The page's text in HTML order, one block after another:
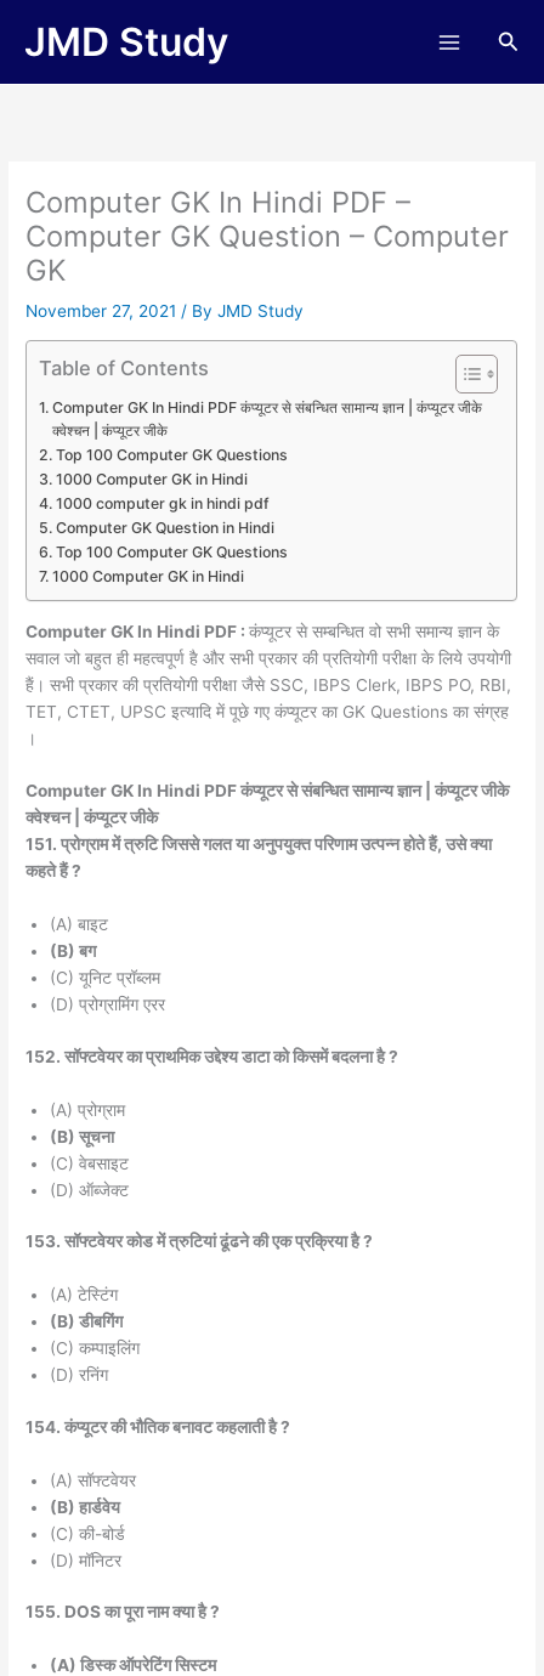
JMD Study
Computer GK In Hindi PDF –
Computer GK Question – Computer
GK
November 27, 2021/ ByJMD Study
Table of Contents
Computer GK In Hindi PDF कंप्यूटर से संबन्धित सामान्य ज्ञान | कंप्यूटर जीके
क्वेश्चन | कंप्यूटर जीके
Top 100 Computer GK Questions
1000 Computer GK in Hindi
1000 computer gk in hindi pdf
Computer GK Question in Hindi
Top 100 Computer GK Questions
1000 Computer GK in Hindi
Computer GK In Hindi PDF :कंप्यूटर से सम्बन्धित वो सभी समान्य ज्ञान के
सवाल जो बहुत ही महत्वपूर्ण है और सभी प्रकार की प्रतियोगी परीक्षा के लिये उपयोगी
हैं। सभी प्रकार की प्रतियोगी परीक्षा जैसे SSC, IBPS Clerk, IBPS PO, RBI,
TET, CTET, UPSC इत्यादि में पूछे गए कंप्यूटर का GK Questions का संग्रह
।
Computer GK In Hindi PDF कंप्यूटर से संबन्धित सामान्य ज्ञान | कंप्यूटर जीके
क्वेश्चन | कंप्यूटर जीके
151. प्रोग्राम में त्रुटि जिससे गलत या अनुपयुक्त परिणाम उत्पन्न होते हैं, उसे क्या
कहते हैं ?
(A) बाइट
(B) बग
(C) यूनिट प्रॉब्लम
(D) प्रोग्रामिंग एरर
152. सॉफ्टवेयर का प्राथमिक उद्देश्य डाटा को किसमें बदलना है ?
(A) प्रोग्राम
(B) सूचना
(C) वेबसाइट
(D) ऑब्जेक्ट
153. सॉफ्टवेयर कोड में त्रुटियां ढूंढने की एक प्रक्रिया है ?
(A) टेस्टिंग
(B) डीबगिंग
(C) कम्पाइलिंग
(D) रनिंग
154. कंप्यूटर की भौतिक बनावट कहलाती है ?
(A) सॉफ्टवेयर
(B) हार्डवेय
(C) की-बोर्ड
(D) मॉनिटर
155. DOS का पूरा नाम क्या है ?
(A) डिस्क ऑपरेटिंग सिस्टम